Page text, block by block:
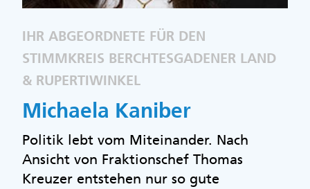
IHR ABGEORDNETE FÜR DEN
STIMMKREIS BERCHTESGADENER LAND
& RUPERTIWINKEL
Michaela Kaniber
Politik lebt vom Miteinander. Nach
Ansicht von Fraktionschef Thomas
Kreuzer entstehen nur so gute